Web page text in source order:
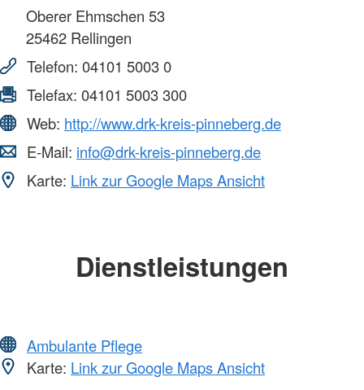
Oberer Ehmschen 53
25462 Rellingen
Telefon: 04101 5003 0
Telefax: 04101 5003 300
Web: http://www.drk-kreis-pinneberg.de
E-Mail: info@drk-kreis-pinneberg.de
Karte: Link zur Google Maps Ansicht
Dienstleistungen
Ambulante Pflege
Karte: Link zur Google Maps Ansicht